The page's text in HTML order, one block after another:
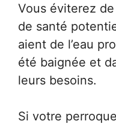
Vous éviterez
de santé
aient de l’eau
été baignée et
leurs besoins.
Si votre